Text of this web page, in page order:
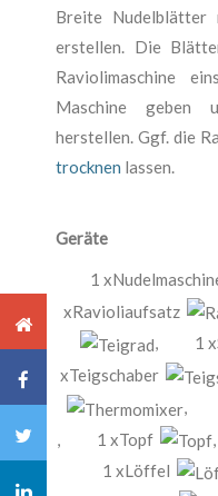
Breite Nudelblätter
erstellen. Die
Raviolimaschine
Maschine geben
herstellen. Ggf. die
trocknen lassen.
Geräte
1
xRavioliaufsatz
,
1
xTeigschaber
,
1 xTopf ,
1 xLöffel